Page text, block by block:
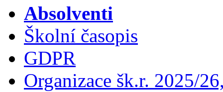
Absolventi
Školní časopis
GDPR
Organizace šk.r. 2025/